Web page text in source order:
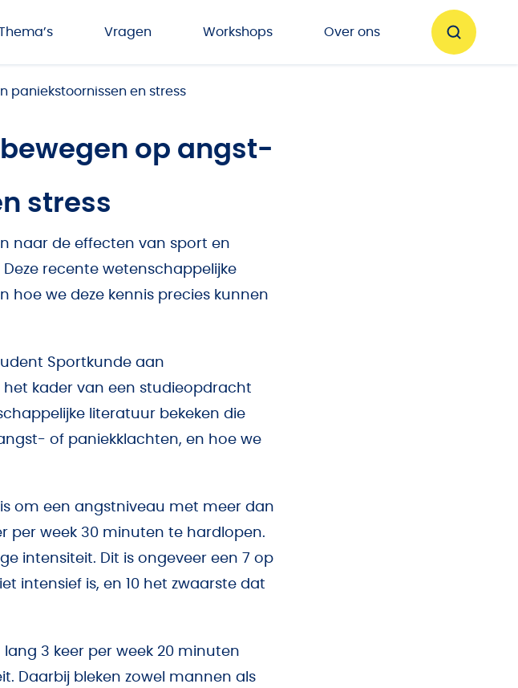
Vragen Workshops Over ons
paniekstoornissen en stress
op angst-
stress
naar de effecten van sport en
recente wetenschappelijke
hoe we deze kennis precies kunnen
Sportkunde aan
het kader van een studieopdracht
literatuur bekeken die
of paniekklachten, en hoe we
om een angstniveau met meer dan
per week 30 minuten te hardlopen.
intensiteit. Dit is ongeveer een 7 op
intensief is, en 10 het zwaarste dat
3 keer per week 20 minuten
Daarbij bleken zowel mannen als